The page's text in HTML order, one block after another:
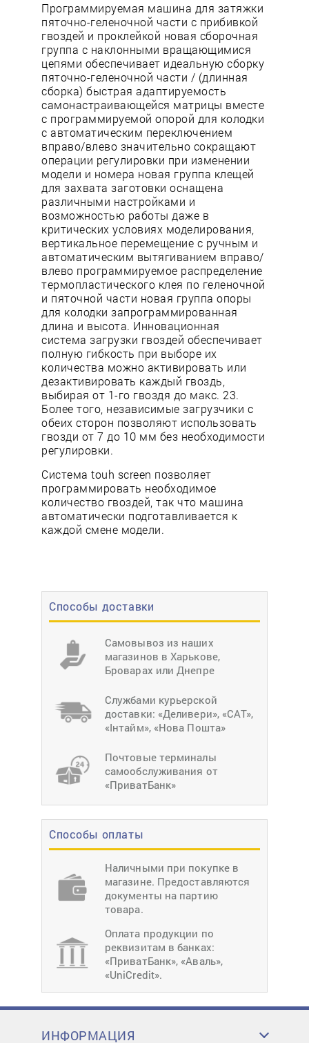
Способы доставки
Самовывоз из наших
магазинов в Харькове,
Броварах или Днепре
Службами курьерской
доставки: «Деливери», «САТ»,
«Інтайм», «Нова Пошта»
Почтовые терминалы
самообслуживания от
«ПриватБанк»
Способы оплаты
Наличными при покупке в
магазине. Предоставляются
документы на партию
товара.
Оплата продукции по
реквизитам в банках:
«ПриватБанк», «Аваль»,
«UniCredit».
Программируемая машина для затяжки
пяточно-геленочной части с прибивкой
гвоздей и проклейкой новая сборочная
группа с наклонными вращающимися
цепями обеспечивает идеальную сборку
пяточно-геленочной части / (длинная
сборка) быстрая адаптируемость
самонастраивающейся матрицы вместе
с программируемой опорой для колодки
с автоматическим переключением
вправо/влево значительно сокращают
операции регулировки при изменении
модели и номера новая группа клещей
для захвата заготовки оснащена
различными настройками и
возможностью работы даже в
критических условиях моделирования,
вертикальное перемещение с ручным и
автоматическим вытягиванием вправо/
влево программируемое распределение
термопластического клея по геленочной
и пяточной части новая группа опоры
для колодки запрограммированная
длина и высота. Инновационная
система загрузки гвоздей обеспечивает
полную гибкость при выборе их
количества можно активировать или
дезактивировать каждый гвоздь,
выбирая от 1-го гвоздя до макс. 23.
Более того, независимые загрузчики с
обеих сторон позволяют использовать
гвозди от 7 до 10 мм без необходимости
регулировки.
Система touh sсreen позволяет
программировать необходимое
количество гвоздей, так что машина
автоматически подготавливается к
каждой смене модели.
ИНФОРМАЦИЯ